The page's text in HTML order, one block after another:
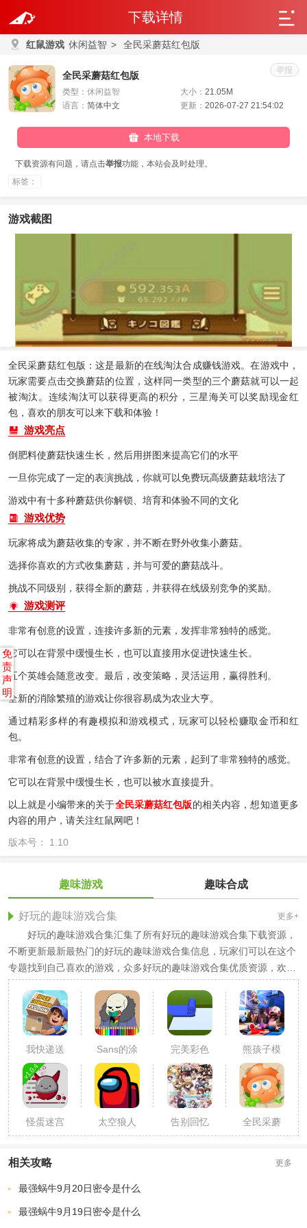
下载详情
红鼠游戏 休闲益智 > 全民采蘑菇红包版
全民采蘑菇红包版
类型： 休闲益智 大小：21.05M
语言： 简体中文 更新：2026-07-27 21:54:02
举报
本地下载
下载资源有问题，请点击举报功能，本站会及时处理。
标签：
游戏截图
全民采蘑菇红包版：这是最新的在线淘汰合成赚钱游戏。在游戏中，
玩家需要点击交换蘑菇的位置，这样同一类型的三个蘑菇就可以一起
被淘汰。连续淘汰可以获得更高的积分，三星海关可以奖励现金红
包，喜欢的朋友可以来下载和体验！
游戏亮点
倒肥料使蘑菇快速生长，然后用拼图来提高它们的水平
一旦你完成了一定的表演挑战，你就可以免费玩高级蘑菇栽培法了
游戏中有十多种蘑菇供你解锁、培育和体验不同的文化
游戏优势
玩家将成为蘑菇收集的专家，并不断在野外收集小蘑菇。
选择你喜欢的方式收集蘑菇，并与可爱的蘑菇战斗。
挑战不同级别，获得全新的蘑菇，并获得在线级别竞争的奖励。
游戏测评
非常有创意的设置，连接许多新的元素，发挥非常独特的感觉。
它可以在背景中缓慢生长，也可以直接用水促进快速生长。
五个英雄会随意改变。最后，改变策略，灵活运用，赢得胜利。
全新的消除繁殖的游戏让你很容易成为农业大亨。
通过精彩多样的有趣模拟和游戏模式，玩家可以轻松赚取金币和红
包。
非常有创意的设置，结合了许多新的元素，起到了非常独特的感觉。
它可以在背景中缓慢生长，也可以被水直接提升。
以上就是小编带来的关于全民采蘑菇红包版的相关内容，想知道更多
内容的用户，请关注红鼠网吧！
版本号： 1.10
趣味游戏 趣味合成
好玩的趣味游戏合集 更多+
好玩的趣味游戏合集汇集了所有好玩的趣味游戏合集下载资源，
不断更新最新最热门的好玩的趣味游戏合集信息，玩家们可以在这个
专题找到自己喜欢的游戏，众多好玩的趣味游戏合集优质资源，欢迎
免费下载!
我快递送
得贼快手
游
Sans的涂
鸦书
完美彩色
卷
熊孩子模
拟器游戏
手机版
怪蛋迷宫
手游内购
太空狼人
杀
告别回忆
Historia
全民采蘑
菇红包版
相关攻略 更多
最强蜗牛9月20日密令是什么
最强蜗牛9月19日密令是什么
免
责
声
明